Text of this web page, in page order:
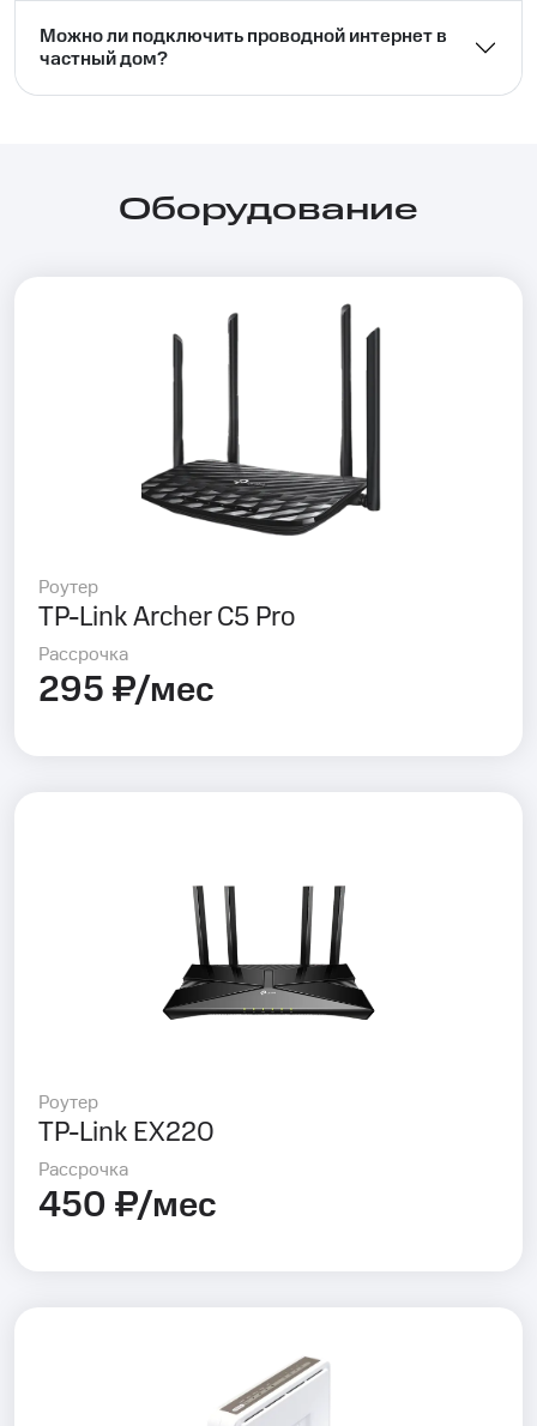
Можно ли подключить проводной интернет в
частный дом?⁣⁣
Оборудование
Роутер
TP-Link Archer C5 Pro
Рассрочка
295 ₽/мес
Роутер
TP-Link EX220
Рассрочка
450 ₽/мес